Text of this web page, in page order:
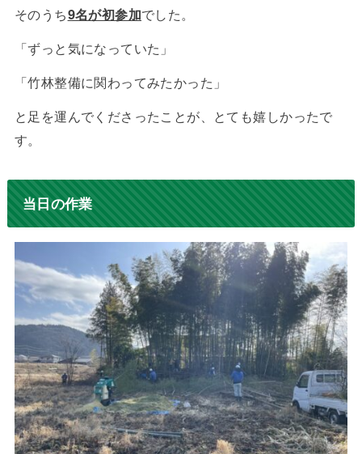
そのうち9名が初参加でした。
「ずっと気になっていた」
「竹林整備に関わってみたかった」
と足を運んでくださったことが、とても嬉しかったで
す。
当日の作業